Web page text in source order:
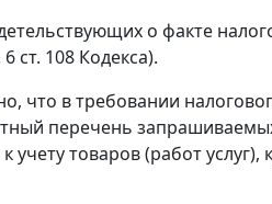
о факте
6 ст. 108 Кодекса).
что в требовании
перечень
товаров (работ услуг),